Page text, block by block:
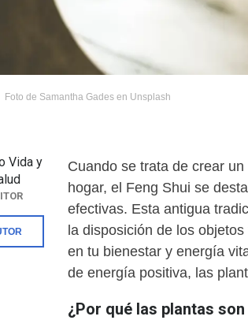
Foto de Samantha Gades en Unsplash
Cuando se trata de crear
hogar, el Feng Shui se
efectivas. Esta antigua
la disposición de los
en tu bienestar y energía
de energía positiva, las
¿Por qué las plantas
Vida y